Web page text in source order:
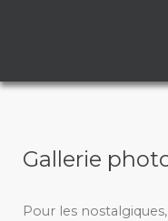
Gallerie
Pour les